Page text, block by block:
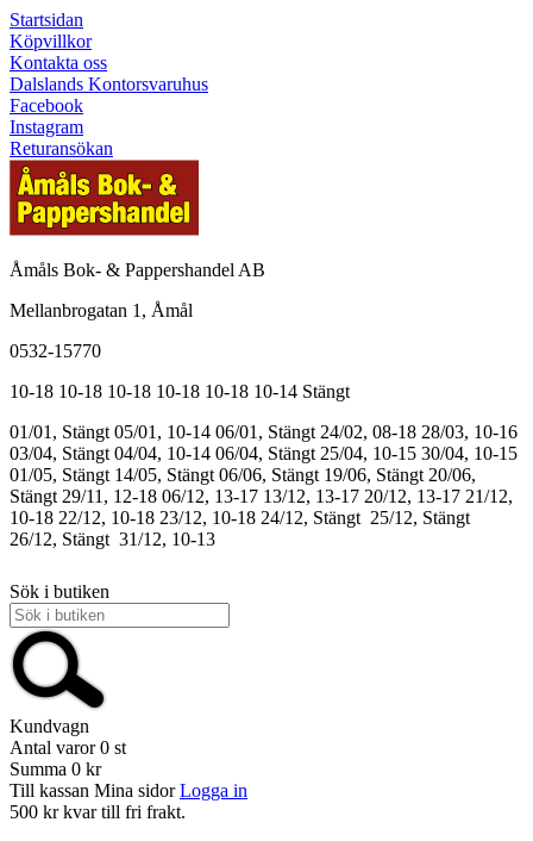
Startsidan
Köpvillkor
Kontakta oss
Dalslands Kontorsvaruhus
Facebook
Instagram
Returansökan
Åmåls Bok- & Pappershandel AB
Mellanbrogatan 1, Åmål
0532-15770
10-18 10-18 10-18 10-18 10-18 10-14 Stängt
01/01, Stängt 05/01, 10-14 06/01, Stängt 24/02, 08-18 28/03, 10-16
03/04, Stängt 04/04, 10-14 06/04, Stängt 25/04, 10-15 30/04, 10-15
01/05, Stängt 14/05, Stängt 06/06, Stängt 19/06, Stängt 20/06,
Stängt 29/11, 12-18 06/12, 13-17 13/12, 13-17 20/12, 13-17 21/12,
10-18 22/12, 10-18 23/12, 10-18 24/12, Stängt 25/12, Stängt
26/12, Stängt 31/12, 10-13
Sök i butiken
Kundvagn
Antal varor 0 st
Summa 0 kr
Till kassan Mina sidor Logga in
500 kr kvar till fri frakt.